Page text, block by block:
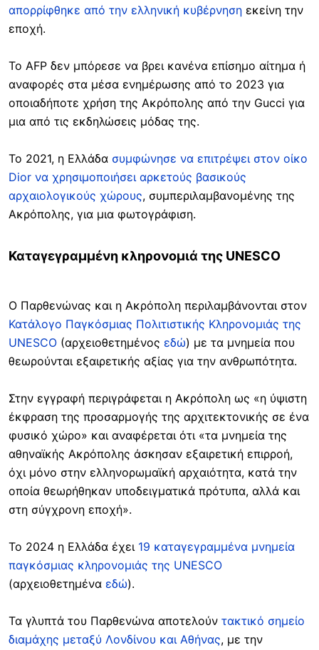
απορρίφθηκε από την ελληνική κυβέρνηση εκείνη την
εποχή.
Το AFP δεν μπόρεσε να βρει κανένα επίσημο αίτημα ή
αναφορές στα μέσα ενημέρωσης από το 2023 για
οποιαδήποτε χρήση της Ακρόπολης από την Gucci για
μια από τις εκδηλώσεις μόδας της.
Το 2021, η Ελλάδα συμφώνησε να επιτρέψει στον οίκο
Dior να χρησιμοποιήσει αρκετούς βασικούς
αρχαιολογικούς χώρους, συμπεριλαμβανομένης της
Ακρόπολης, για μια φωτογράφιση.
Καταγεγραμμένη κληρονομιά της UNESCO
Ο Παρθενώνας και η Ακρόπολη περιλαμβάνονται στον
Κατάλογο Παγκόσμιας Πολιτιστικής Κληρονομιάς της
UNESCO (αρχειοθετημένος εδώ) με τα μνημεία που
θεωρούνται εξαιρετικής αξίας για την ανθρωπότητα.
Στην εγγραφή περιγράφεται η Ακρόπολη ως «η ύψιστη
έκφραση της προσαρμογής της αρχιτεκτονικής σε ένα
φυσικό χώρο» και αναφέρεται ότι «τα μνημεία της
αθηναϊκής Ακρόπολης άσκησαν εξαιρετική επιρροή,
όχι μόνο στην ελληνορωμαϊκή αρχαιότητα, κατά την
οποία θεωρήθηκαν υποδειγματικά πρότυπα, αλλά και
στη σύγχρονη εποχή».
Το 2024 η Ελλάδα έχει 19 καταγεγραμμένα μνημεία
παγκόσμιας κληρονομιάς της UNESCO
(αρχειοθετημένα εδώ).
Τα γλυπτά του Παρθενώνα αποτελούν τακτικό σημείο
διαμάχης μεταξύ Λονδίνου και Αθήνας, με την